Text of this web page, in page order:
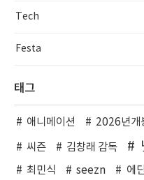
Tech
Festa
태그
애니메이션 2026년개
씨즌 김창래 감독
최민식
seezn 에